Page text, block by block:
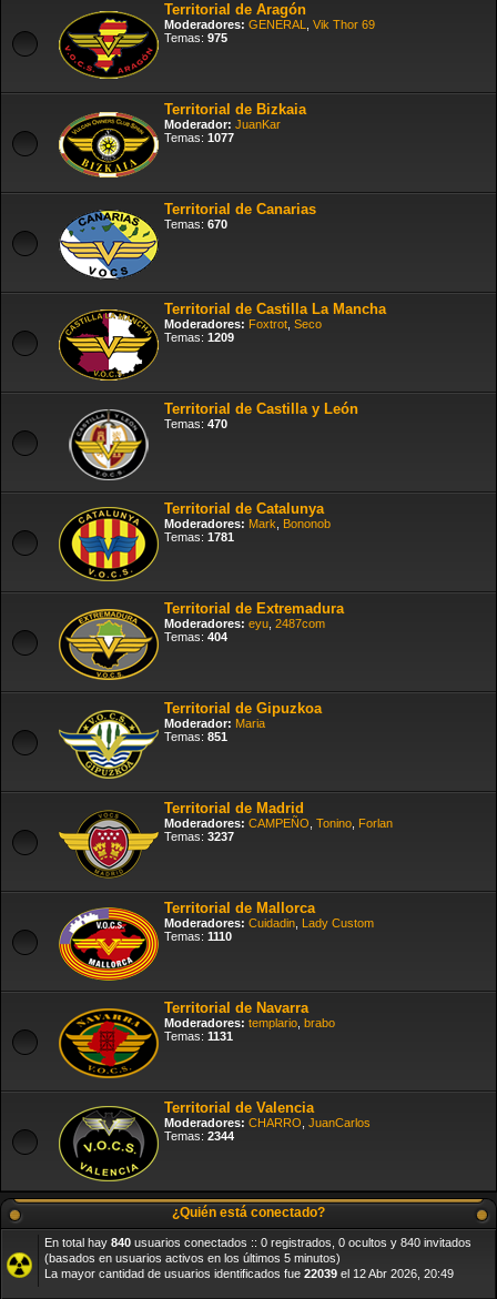
Territorial de Aragón
Moderadores: GENERAL
Vik Thor 69
Temas: 975
Territorial de Bizkaia
Moderador: JuanKar
Temas: 1077
Territorial de Canarias
Temas: 670
Territorial de Castilla La Mancha
Moderadores: Foxtrot Seco
Temas: 1209
Territorial de Castilla y León
Temas: 470
Territorial de Catalunya
Moderadores: Mark
Bononob
Temas: 1781
Territorial de Extremadura
Moderadores: eyu 2487com
Temas: 404
Territorial de Gipuzkoa
Moderador: Maria
Temas: 851
Territorial de Madrid
Moderadores: CAMPEÑO Tonino Forlan
Temas: 3237
Territorial de Mallorca
Moderadores: Cuidadin Lady Custom
Temas: 1110
Territorial de Navarra
Moderadores: templario brabo
Temas: 1131
Territorial de Valencia
Moderadores: CHARRO JuanCarlos
Temas: 2344
¿Quién está conectado?
En total hay 840 usuarios conectados :: 0 registrados, 0 ocultos y 840 invitados
(basados en usuarios activos en los últimos 5 minutos)
La mayor cantidad de usuarios identificados fue 22039 el 12 Abr 2026, 20:49